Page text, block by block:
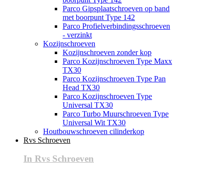
Parco Gipsplaatschroeven op band
met boorpunt Type 142
Parco Profielverbindingsschroeven
- verzinkt
Kozijnschroeven
Kozijnschroeven zonder kop
Parco Kozijnschroeven Type Maxx
TX30
Parco Kozijnschroeven Type Pan
Head TX30
Parco Kozijnschroeven Type
Universal TX30
Parco Turbo Muurschroeven Type
Universal Wit TX30
Houtbouwschroeven cilinderkop
Rvs Schroeven
In Rvs Schroeven